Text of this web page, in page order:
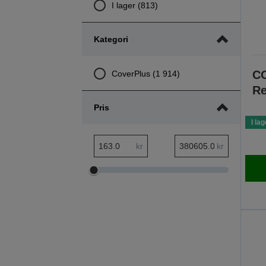
I lager (813)
Kategori
CoverPlus (1 914)
Pris
kr kr
Justera
Justera
I